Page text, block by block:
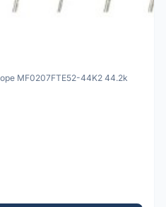
MF0207FTE52-44K2 44.2k